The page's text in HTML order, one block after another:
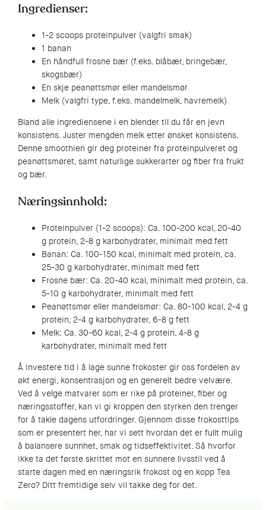
Ingredienser:
1-2 scoops proteinpulver (valgfri smak)
1 banan
En håndfull frosne bær (f.eks. blåbær, bringebær,
skogsbær)
En skje peanøttsmør eller mandelsmør
Melk (valgfri type, f.eks. mandelmelk, havremelk)
Bland alle ingrediensene i en blender til du får en jevn
konsistens. Juster mengden melk etter ønsket konsistens.
Denne smoothien gir deg proteiner fra proteinpulveret og
peanøttsmøret, samt naturlige sukkerarter og fiber fra frukt
og bær.
Næringsinnhold:
Proteinpulver (1-2 scoops): Ca. 100-200 kcal, 20-40
g protein, 2-8 g karbohydrater, minimalt med fett
Banan: Ca. 100-150 kcal, minimalt med protein, ca.
25-30 g karbohydrater, minimalt med fett
Frosne bær: Ca. 20-40 kcal, minimalt med protein, ca.
5-10 g karbohydrater, minimalt med fett
Peanøttsmør eller mandelsmør: Ca. 80-100 kcal, 2-4 g
protein, 2-4 g karbohydrater, 6-8 g fett
Melk: Ca. 30-60 kcal, 2-4 g protein, 4-8 g
karbohydrater, minimalt med fett
Å investere tid i å lage sunne frokoster gir oss fordelen av
økt energi, konsentrasjon og en generelt bedre velvære.
Ved å velge matvarer som er rike på proteiner, fiber og
næringsstoffer, kan vi gi kroppen den styrken den trenger
for å takle dagens utfordringer. Gjennom disse frokosttips
som er presentert her, har vi sett hvordan det er fullt mulig
å balansere sunnhet, smak og tidseffektivitet. Så hvorfor
ikke ta det første skrittet mot en sunnere livsstil ved å
starte dagen med en næringsrik frokost og en kopp Tea
Zero? Ditt fremtidige selv vil takke deg for det.